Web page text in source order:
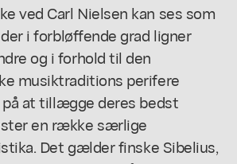
ved Carl Nielsen kan ses som
i forbløffende grad ligner
og i forhold til den
musiktraditions perifere
at tillægge deres bedst
en række særlige
Det gælder finske Sibelius,